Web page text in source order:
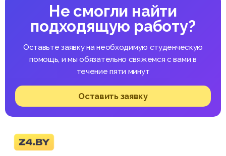
Не смогли найти
подходящую работу?
Оставьте заявку на необходимую студенческую
помощь, и мы обязательно свяжемся с вами в
течение пяти минут
Оставить заявку